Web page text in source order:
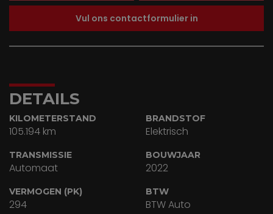
Vul ons contactformulier in
DETAILS
KILOMETERSTAND
105.194 km
BRANDSTOF
Elektrisch
TRANSMISSIE
Automaat
BOUWJAAR
2022
VERMOGEN (PK)
294
BTW
BTW Auto